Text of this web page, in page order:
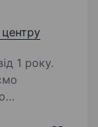
1 року.